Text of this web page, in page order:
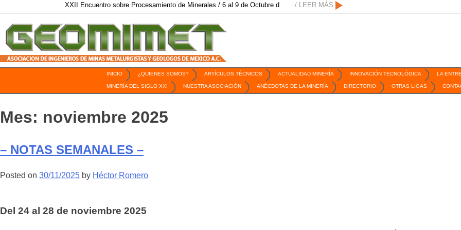
XXII Encuentro sobre Procesamiento de Minerales / 6 al 9 de Octubre de 2026 / San Luis Potosí, SLP //Mexico Mining Forum / 2 de septiembre de
/ LEER MÁS
INICIO ¿QUIENES SOMOS? ARTÍCULOS TÉCNICOS ACTUALIDAD MINERÍA INNOVACIÓN TECNOLÓGICA LA
MINERÍA DEL SIGLO XXI NUESTRA ASOCIACIÓN ANÉCDOTAS DE LA MINERÍA DIRECTORIO OTRAS LIGAS
Mes: noviembre 2025
– NOTAS SEMANALES –
Posted on 30/11/2025 by Héctor Romero
Del 24 al 28 de noviembre 2025